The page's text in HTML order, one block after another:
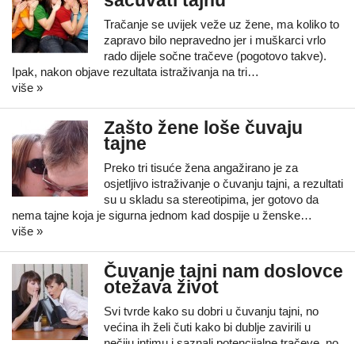
Tračanje se uvijek veže uz žene, ma koliko to
zapravo bilo nepravedno jer i muškarci vrlo
rado dijele sočne tračeve (pogotovo takve).
Ipak, nakon objave rezultata istraživanja na tri…
više »
Zašto žene loše čuvaju
tajne
Preko tri tisuće žena angažirano je za
osjetljivo istraživanje o čuvanju tajni, a rezultati
su u skladu sa stereotipima, jer gotovo da
nema tajne koja je sigurna jednom kad dospije u ženske…
više »
Čuvanje tajni nam doslovce
otežava život
Svi tvrde kako su dobri u čuvanju tajni, no
većina ih želi čuti kako bi dublje zavirili u